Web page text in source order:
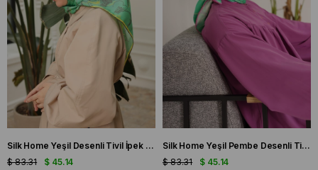
Silk Home Yeşil Desenli Tivil İpek Eşarp IST 11433 - 23
$ 45.14
$ 83.31
Silk Home Yeşil Pembe Desenli Tivil İpek Eşarp IST 11433 - 31
$ 45.14
$ 83.31